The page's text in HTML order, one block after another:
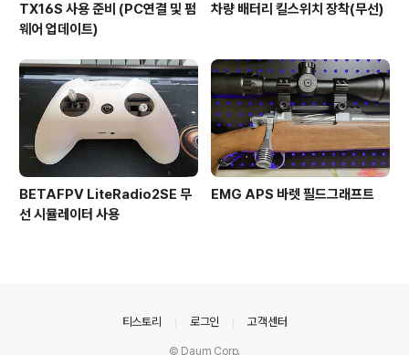
TX16S 사용 준비 (PC연결 및 펌
웨어 업데이트)
차량 배터리 킬스위치 장착(무선)
BETAFPV LiteRadio2SE 무
선 시뮬레이터 사용
EMG APS 바렛 필드그래프트
티스토리 로그인 고객센터
© Daum Corp.